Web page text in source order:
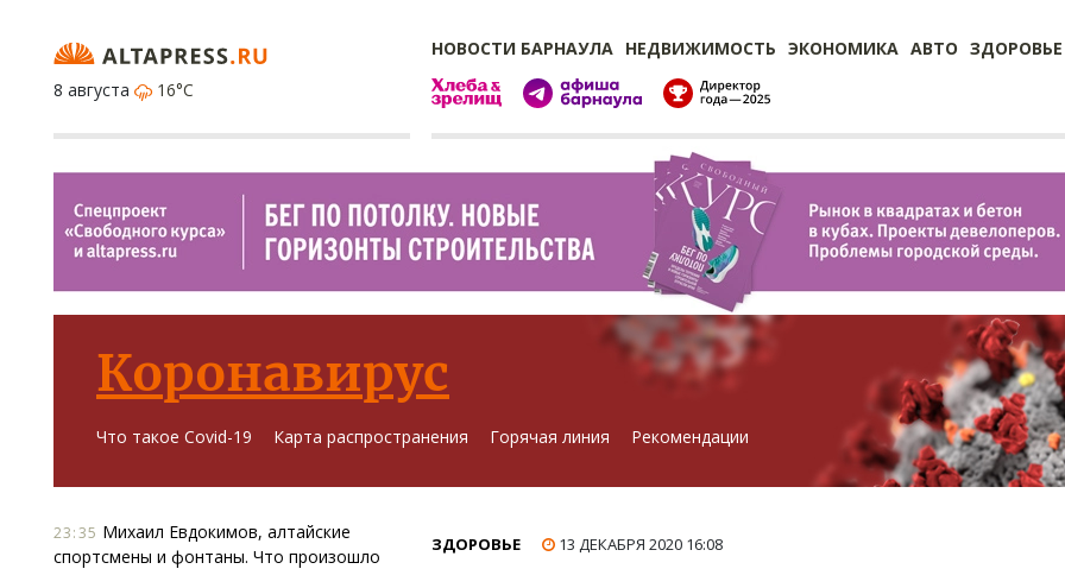
НОВОСТИ БАРНАУЛА НЕДВИЖИМОСТЬ ЭКОНОМИКА АВТО ЗДОРОВЬЕ
8 августа
16°C
Коронавирус
Что такое Covid-19 Карта распространения Горячая линия Рекомендации
23:35 Михаил Евдокимов, алтайские
спортсмены и фонтаны. Что произошло
ЗДОРОВЬЕ 13 ДЕКАБРЯ 2020 16:08